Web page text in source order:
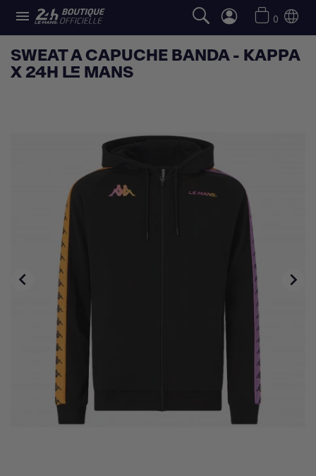
 0
SWEAT A CAPUCHE BANDA - KAPPA
X 24H LE MANS
 